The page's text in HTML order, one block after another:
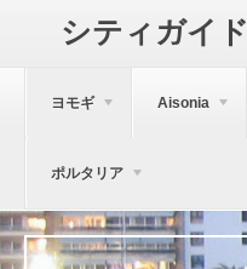
シティガイド
ヨモギ Aisonia
ポルタリア